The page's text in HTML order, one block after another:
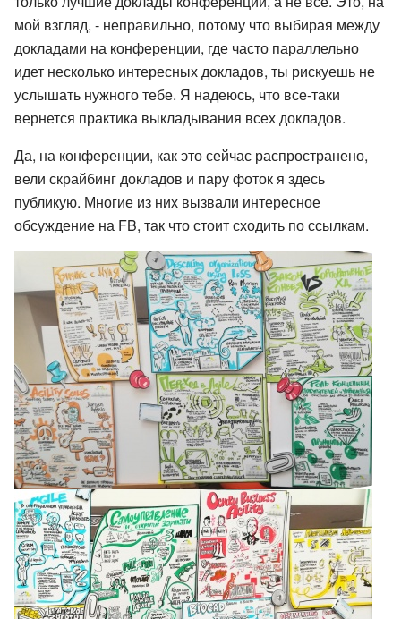
мой взгляд, - неправильно, потому что выбирая между
докладами на конференции, где часто параллельно
идет несколько интересных докладов, ты рискуешь не
услышать нужного тебе. Я надеюсь, что все-таки
вернется практика выкладывания всех докладов.
Да, на конференции, как это сейчас распространено,
вели скрайбинг докладов и пару фоток я здесь
публикую. Многие из них вызвали интересное
обсуждение на FB, так что стоит сходить по ссылкам.